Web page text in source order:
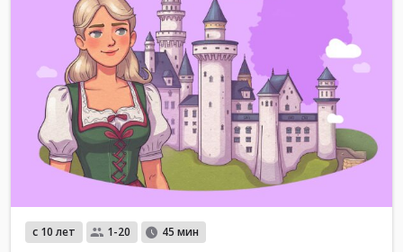
с 10 лет 1-20 45 мин